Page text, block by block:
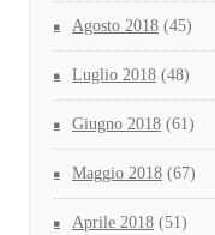
Agosto 2018 (45)
Luglio 2018 (48)
Giugno 2018 (61)
Maggio 2018 (67)
Aprile 2018 (51)